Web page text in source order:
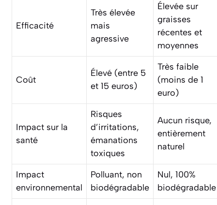
Efficacité
Très élevée
mais
agressive
Élevée sur
graisses
récentes et
moyennes
Coût
Élevé (entre 5
et 15 euros)
Très faible
(moins de 1
euro)
Impact sur la
santé
Risques
d’irritations,
émanations
toxiques
Aucun risque,
entièrement
naturel
Impact
environnemental
Polluant, non
biodégradable
Nul, 100%
biodégradable